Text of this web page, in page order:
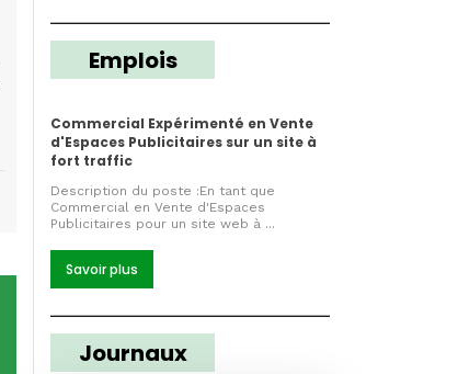
Emplois
Commercial Expérimenté en Vente
d'Espaces Publicitaires sur un site à
fort traffic
Description du poste :En tant que
Commercial en Vente d'Espaces
Publicitaires pour un site web à ...
Savoir plus
Journaux